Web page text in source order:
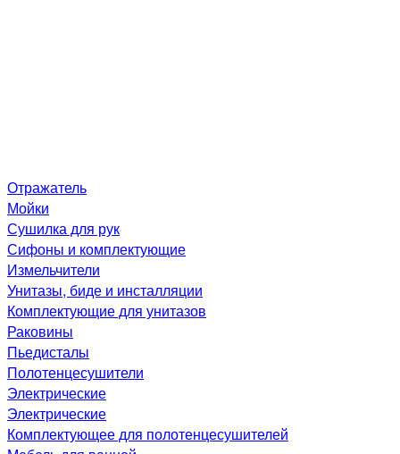
Отражатель
Мойки
Сушилка для рук
Сифоны и комплектующие
Измельчители
Унитазы, биде и инсталляции
Комплектующие для унитазов
Раковины
Пьедисталы
Полотенцесушители
Электрические
Электрические
Комплектующее для полотенцесушителей